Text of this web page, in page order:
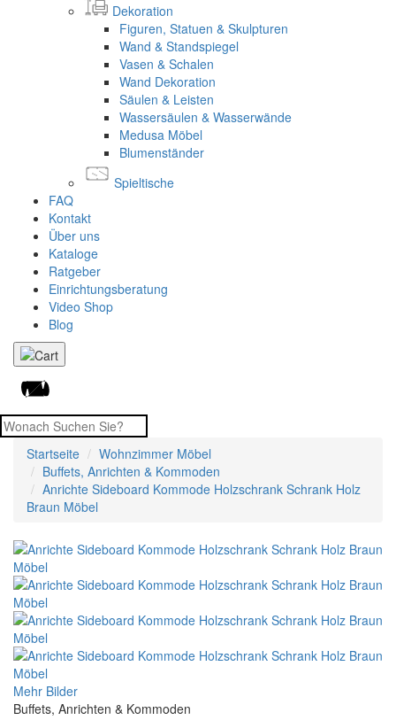
Dekoration
Figuren, Statuen & Skulpturen
Wand & Standspiegel
Vasen & Schalen
Wand Dekoration
Säulen & Leisten
Wassersäulen & Wasserwände
Medusa Möbel
Blumenständer
Spieltische
FAQ
Kontakt
Über uns
Kataloge
Ratgeber
Einrichtungsberatung
Video Shop
Blog
Startseite
Wohnzimmer Möbel
Buffets, Anrichten & Kommoden
Anrichte Sideboard Kommode Holzschrank Schrank Holz
Braun Möbel
Mehr Bilder
Buffets, Anrichten & Kommoden